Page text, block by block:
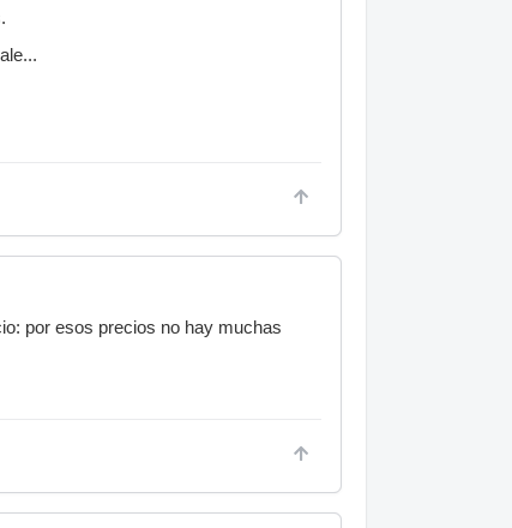
por esos precios no hay muchas